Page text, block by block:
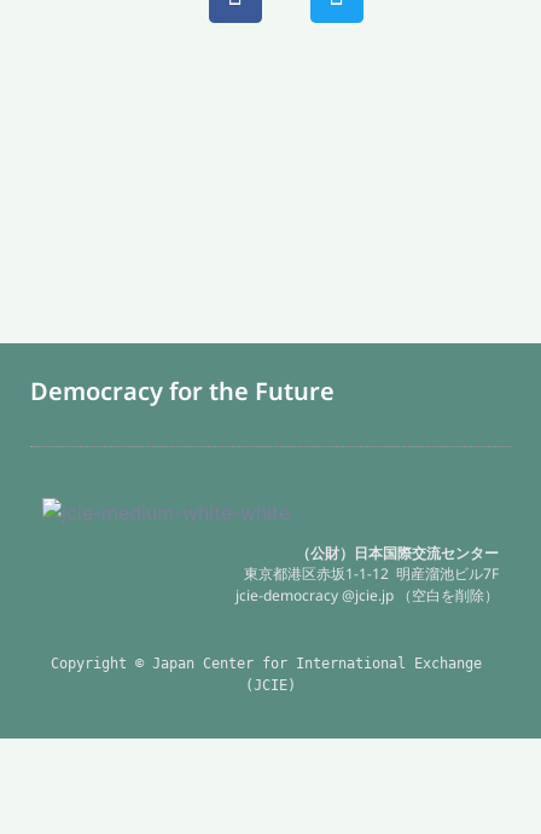
Democracy for the Future
（公財）日本国際交流センター
東京都港区赤坂1-1-12 明産溜池ビル7F
jcie-democracy @jcie.jp （空白を削除）
Copyright © Japan Center for International Exchange
(JCIE)